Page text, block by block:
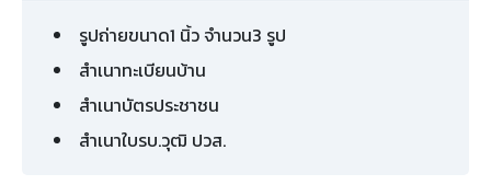
รูปถ่ายขนาด1 นิ้ว จำนวน3 รูป
สำเนาทะเบียนบ้าน
สำเนาบัตรประชาชน
สำเนาใบรบ.วุฒิ ปวส.